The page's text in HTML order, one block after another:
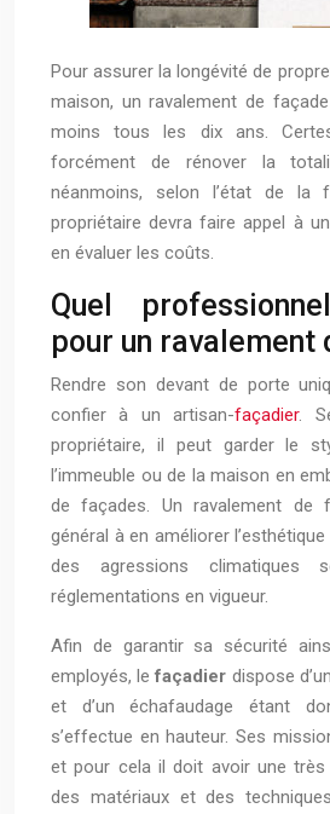
Pour assurer la longévité de
maison, un ravalement de
moins tous les dix ans.
forcément de rénover la
néanmoins, selon l’état de la
propriétaire devra faire appel à
en évaluer les coûts.
Quel
pour un ravalement
Rendre son devant de porte
confier à un artisan-façadier.
propriétaire, il peut garder le
l’immeuble ou de la maison en
de façades. Un ravalement de
général à en améliorer
des agressions
réglementations en vigueur.
Afin de garantir sa sécurité
employés, lefaçadier dispose
et d’un échafaudage étant
s’effectue en hauteur. Ses
et pour cela il doit avoir une très
des matériaux et des